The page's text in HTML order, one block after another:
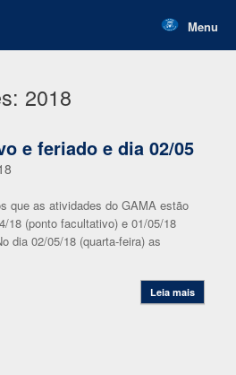
Menu
2018
e feriado e dia 02/05
atividades do GAMA estão
18 (ponto facultativo) e 01/05/18
18 (quarta-feira) as
Leia mais